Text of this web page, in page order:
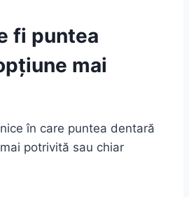
fi puntea
mai
în care puntea dentară
potrivită sau chiar